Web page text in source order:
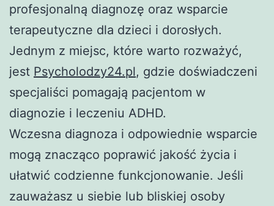
profesjonalną diagnozę oraz wsparcie
terapeutyczne dla dzieci i dorosłych.
Jednym z miejsc, które warto rozważyć,
jest Psycholodzy24.pl, gdzie doświadczeni
specjaliści pomagają pacjentom w
diagnozie i leczeniu ADHD.
Wczesna diagnoza i odpowiednie wsparcie
mogą znacząco poprawić jakość życia i
ułatwić codzienne funkcjonowanie. Jeśli
zauważasz u siebie lub bliskiej osoby